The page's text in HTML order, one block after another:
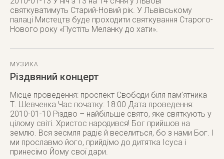
святкуватимуть Старий-Новий рік. У Львівському
палаці Мистецтв буде проходити святкування Старого-
Нового року «Пустіть Меланку до хати».
МУЗИКА
Різдвяний концерт
Місце проведення: проспект Свободи біля пам’ятника
Т. Шевченка Час початку: 18:00 Дата проведення:
2010-01-10 Різдво – найбільше свято, яке святкують у
цілому світі. Христос народився! Бог прийшов на
землю. Вся зесмля радіє й веселиться, бо з нами Бог. І
ми прославмо його, прийдімо до дитятка Ісуса і
принесімо Йому свої дари.